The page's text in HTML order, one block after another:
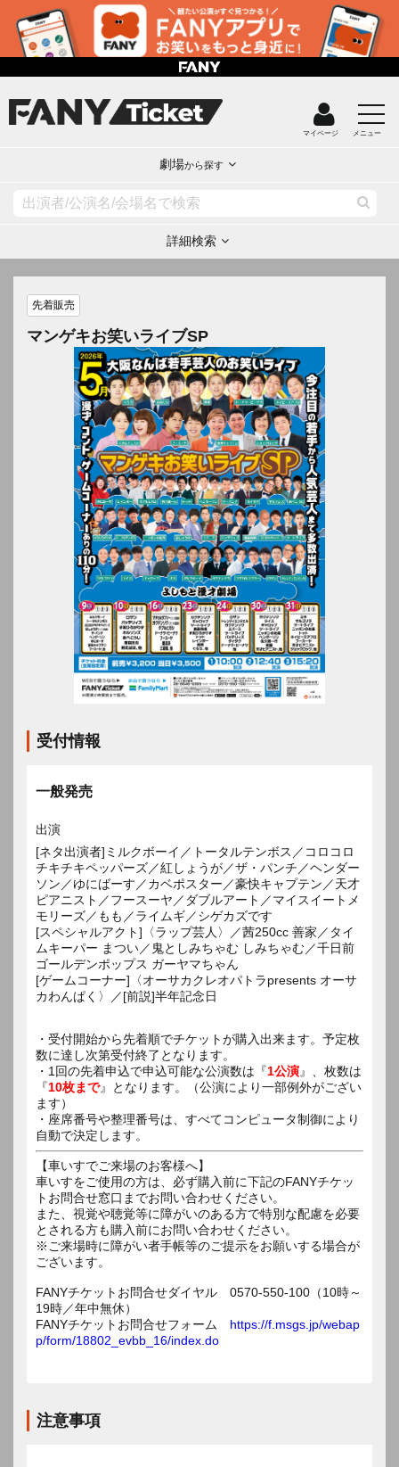
マイページ メニュー
劇場から探す
詳細検索
先着販売
マンゲキお笑いライブSP
受付情報
一般発売
出演
[ネタ出演者]ミルクボーイ／トータルテンボス／コロコロ
チキチキペッパーズ／紅しょうが／ザ・パンチ／ヘンダー
ソン／ゆにばーす／カベポスター／豪快キャプテン／天才
ピアニスト／フースーヤ／ダブルアート／マイスイートメ
モリーズ／もも／ライムギ／シゲカズです
[スペシャルアクト]〈ラップ芸人〉／茜250cc 善家／タイ
ムキーパー まつい／鬼としみちゃむ しみちゃむ／千日前
ゴールデンポップス ガーヤマちゃん
[ゲームコーナー]〈オーサカクレオパトラpresents オーサ
カわんぱく〉／[前説]半年記念日
・受付開始から先着順でチケットが購入出来ます。予定枚
数に達し次第受付終了となります。
・1回の先着申込で申込可能な公演数は『1公演』、枚数は
『10枚まで』となります。（公演により一部例外がござい
ます）
・座席番号や整理番号は、すべてコンピュータ制御により
自動で決定します。
【車いすでご来場のお客様へ】
車いすをご使用の方は、必ず購入前に下記のFANYチケッ
トお問合せ窓口までお問い合わせください。
また、視覚や聴覚等に障がいのある方で特別な配慮を必要
とされる方も購入前にお問い合わせください。
※ご来場時に障がい者手帳等のご提示をお願いする場合が
ございます。
FANYチケットお問合せダイヤル 0570-550-100（10時～
19時／年中無休）
FANYチケットお問合せフォーム https://f.msgs.jp/webap
p/form/18802_evbb_16/index.do
注意事項